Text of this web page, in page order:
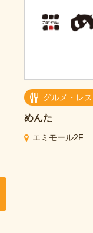
グルメ・レ
めんた
エミモール2F